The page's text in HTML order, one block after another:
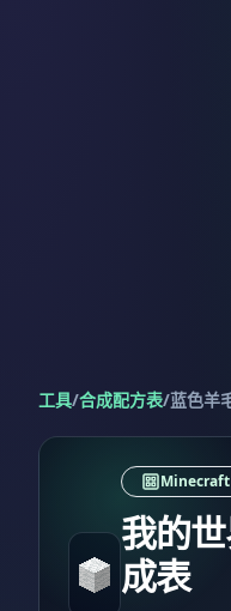
工具/合成配方表/蓝色羊
Minecraft
我的
成表